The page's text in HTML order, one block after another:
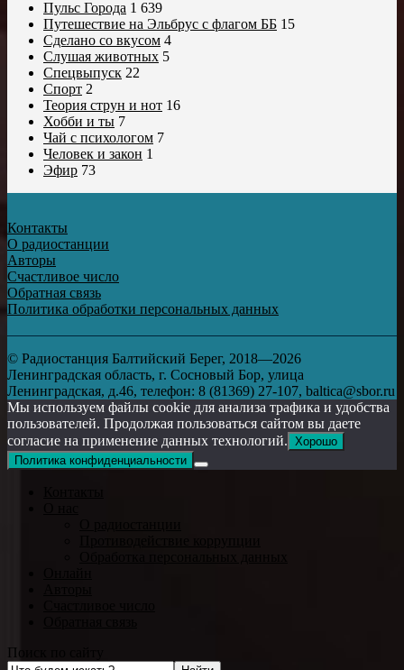
Пульс Города 1 639
Путешествие на Эльбрус с флагом ББ 15
Сделано со вкусом 4
Слушая животных 5
Спецвыпуск 22
Спорт 2
Теория струн и нот 16
Хобби и ты 7
Чай с психологом 7
Человек и закон 1
Эфир 73
Контакты
О радиостанции
Авторы
Счастливое число
Обратная связь
Политика обработки персональных данных
© Радиостанция Балтийский Берег, 2018—2026
Ленинградская область, г. Сосновый Бор, улица
Ленинградская, д.46, телефон: 8 (81369) 27-107, baltica@sbor.ru
Мы используем файлы cookie для анализа трафика и удобства
пользователей. Продолжая пользоваться сайтом вы даете
согласие на применение данных технологий. Хорошо
Политика конфиденциальности
Поиск по сайту